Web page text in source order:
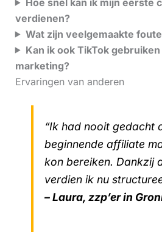
verdienen?
Wat zijn veelgemaakte
Kan ik ook TikTok
marketing?
Ervaringen van anderen
“Ik had nooit gedacht
beginnende affiliate
kon bereiken. Dankzij
verdien ik nu
– Laura, zzp’er in